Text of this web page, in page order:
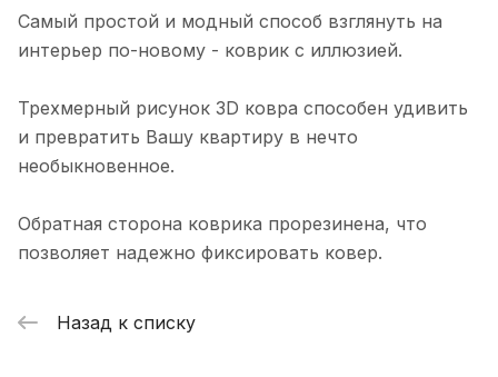
Самый простой и модный способ взглянуть на
интерьер по-новому - коврик с иллюзией.
Трехмерный рисунок 3D ковра способен удивить
и превратить Вашу квартиру в нечто
необыкновенное.
Обратная сторона коврика прорезинена, что
позволяет надежно фиксировать ковер.
Назад к списку